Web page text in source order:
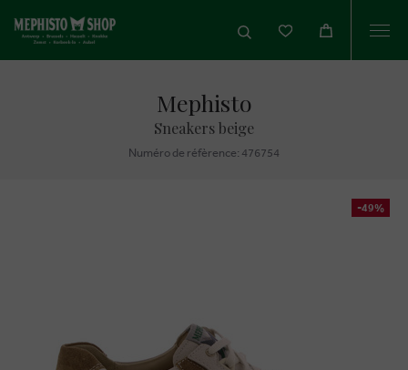
Mephisto
Sneakers beige
Numéro de réfèrence: 476754
-49%